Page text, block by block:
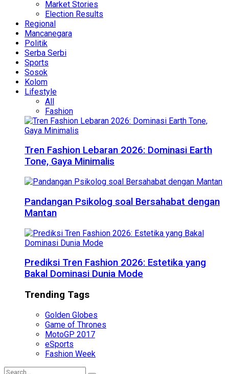
Market Stories
Election Results
Regional
Mancanegara
Politik
Serba Serbi
Sports
Sosok
Kolom
Lifestyle
All
Fashion
Tren Fashion Lebaran 2026: Dominasi Earth
Tone, Gaya Minimalis
Pandangan Psikolog soal Bersahabat dengan
Mantan
Prediksi Tren Fashion 2026: Estetika yang
Bakal Dominasi Dunia Mode
Trending Tags
Golden Globes
Game of Thrones
MotoGP 2017
eSports
Fashion Week